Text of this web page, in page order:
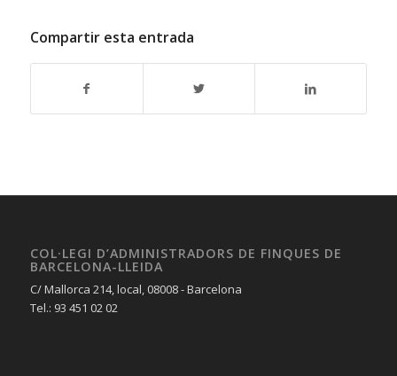
Compartir esta entrada
COL·LEGI D’ADMINISTRADORS DE FINQUES DE
BARCELONA-LLEIDA
C/ Mallorca 214, local, 08008 - Barcelona
Tel.: 93 451 02 02